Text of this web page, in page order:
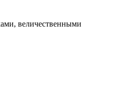
величественными